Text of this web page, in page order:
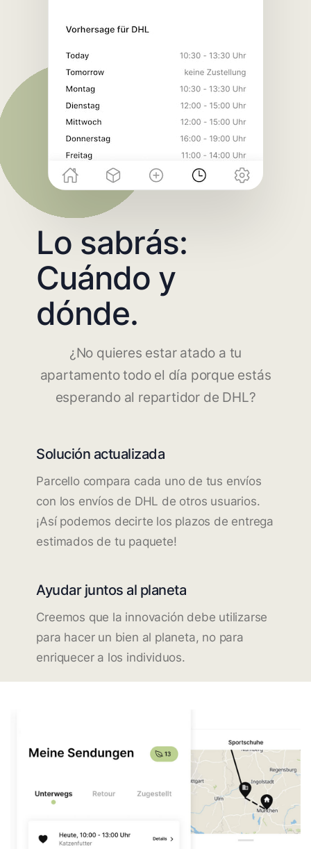
Lo sabrás:
Cuándo y
dónde.
¿No quieres estar atado a tu
apartamento todo el día porque estás
esperando al repartidor de DHL?
Solución actualizada
Parcello compara cada uno de tus envíos
con los envíos de DHL de otros usuarios.
¡Así podemos decirte los plazos de entrega
estimados de tu paquete!
Ayudar juntos al planeta
Creemos que la innovación debe utilizarse
para hacer un bien al planeta, no para
enriquecer a los individuos.